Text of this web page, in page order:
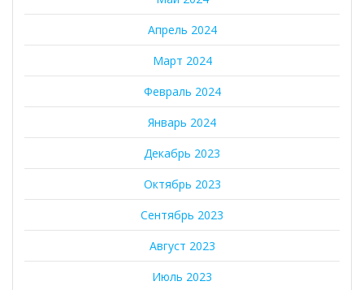
Апрель 2024
Март 2024
Февраль 2024
Январь 2024
Декабрь 2023
Октябрь 2023
Сентябрь 2023
Август 2023
Июль 2023